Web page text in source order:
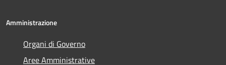
Amministrazione
Organi di Governo
Aree Amministrative